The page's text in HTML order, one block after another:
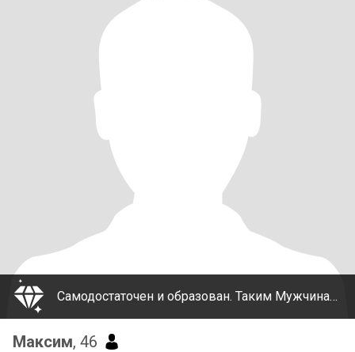
Самодостаточен и образован. Таким Мужчинам как я нужно немного от женщины: 1. Скромность на людях. 2. Преданность (Внимание и Почитание дома). 3. Семейная Верность (Нежность и Поддержка). Вот и всё, что на самом деле нужно мужчине.🤗 Все мои фотогра
Максим, 46